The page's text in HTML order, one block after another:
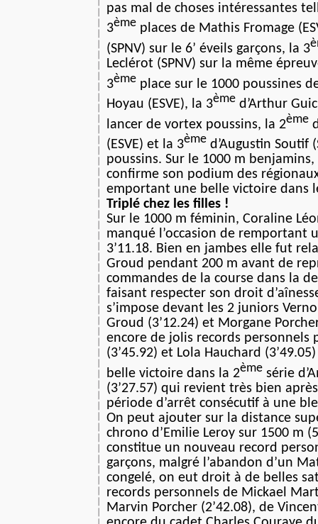
pas mal de choses intéressantes
3ème places de Mathis Fromage
(SPNV) sur le 6’ éveils garçons, la 3
Leclérot (SPNV) sur la même
3ème place sur le 1000 poussines
Hoyau (ESVE), la 3ème d’Arthur
lancer de vortex poussins, la 2ème
(ESVE) et la 3ème d’Augustin Soutif
poussins. Sur le 1000 m
confirme son podium des
emportant une belle victoire dans
Triplé chez les filles !
Sur le 1000 m féminin, Coraline
manqué l’occasion de remportant
3’11.18. Bien en jambes elle fut
Groud pendant 200 m avant de
commandes de la course dans la
faisant respecter son droit
s’impose devant les 2 juniors
Groud (3’12.24) et Morgane
encore de jolis records personnels
(3’45.92) et Lola Hauchard
belle victoire dans la 2ème série
(3’27.57) qui revient très bien
période d’arrêt consécutif à une
On peut ajouter sur la distance
chrono d’Emilie Leroy sur 1500 m
constitue un nouveau record
garçons, malgré l’abandon d’un
congelé, on eut droit à de belles
records personnels de Mickael
Marvin Porcher (2’42.08), de